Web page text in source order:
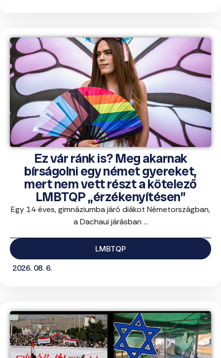
Ez vár ránk is? Meg akarnak
bírságolni egy német gyereket,
mert nem vett részt a kötelező
LMBTQP „érzékenyítésen”
Egy 14 éves, gimnáziumba járó diákot Németországban,
a Dachaui járásban ...
LMBTQP
2026. 08. 6.